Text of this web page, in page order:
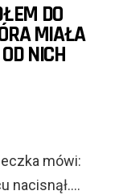
DO
MIAŁA
NICH
mówi:
nacisnął….